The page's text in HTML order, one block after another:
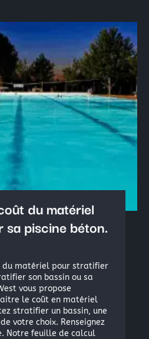
du matériel
piscine béton.
du matériel pour stratifier
son bassin ou sa
vous propose
le coût en matériel
stratifier un bassin, une
votre choix. Renseignez
Notre feuille de calcul